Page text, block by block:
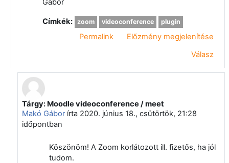
Gábor
Címkék: zoom videoconference plugin
Permalink
Előzmény megjelenítése
Válasz
Válasz erre: Nagy Gábor Zsolt
Tárgy: Moodle videoconference / meet
Makó Gáborírta 2020. június 18., csütörtök, 21:28
időpontban
Köszönöm! A Zoom korlátozott ill. fizetős, ha jól
tudom.